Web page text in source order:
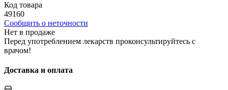
Код товара
49160
Сообщить о неточности
Нет в продаже
Перед употреблением лекарств проконсультируйтесь с
врачом!
Доставка и оплата